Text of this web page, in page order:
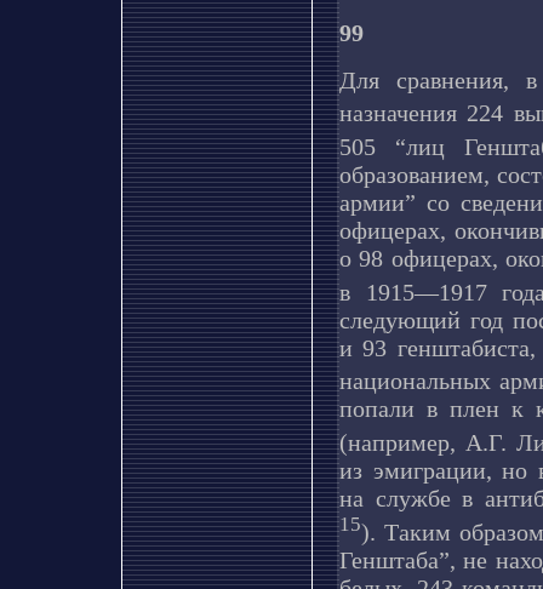
99
Для сравнения,
назначения 224
505 “лиц
образованием,
армии” со
офицерах,
о 98 офицерах,
в 1915—1917
следующий год
и 93
национальных
попали в плен к
(например, А.Г.
из эмиграции, но
на службе в
15). Таким
Генштаба”, не